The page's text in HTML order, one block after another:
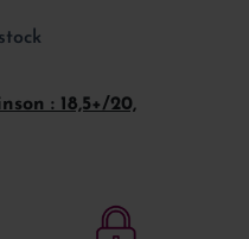
: 18,5+/20,